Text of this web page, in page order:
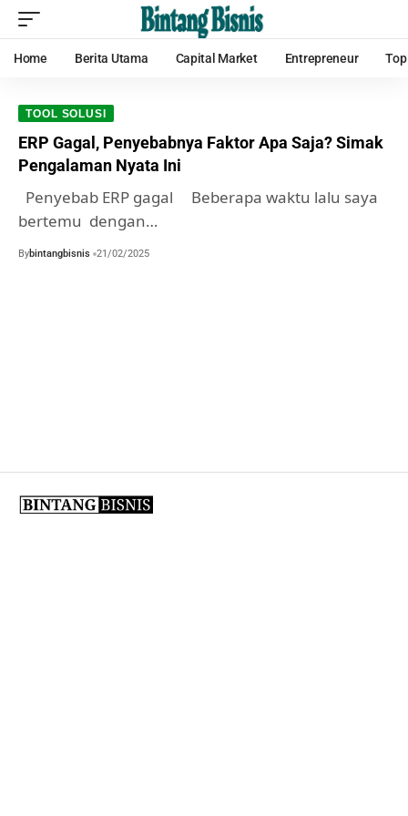
Home Berita Utama Capital Market Entrepreneur
TOOL SOLUSI
ERP Gagal, Penyebabnya Faktor Apa Saja? Simak
Pengalaman Nyata Ini
Penyebab ERP gagal Beberapa waktu lalu saya
bertemu dengan…
Bybintangbisnis 21/02/2025